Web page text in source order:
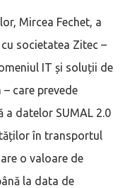
Mircea Fechet, a
societatea Zitec –
IT și soluții de
care prevede
a datelor SUMAL 2.0
în transportul
o valoare de
la data de